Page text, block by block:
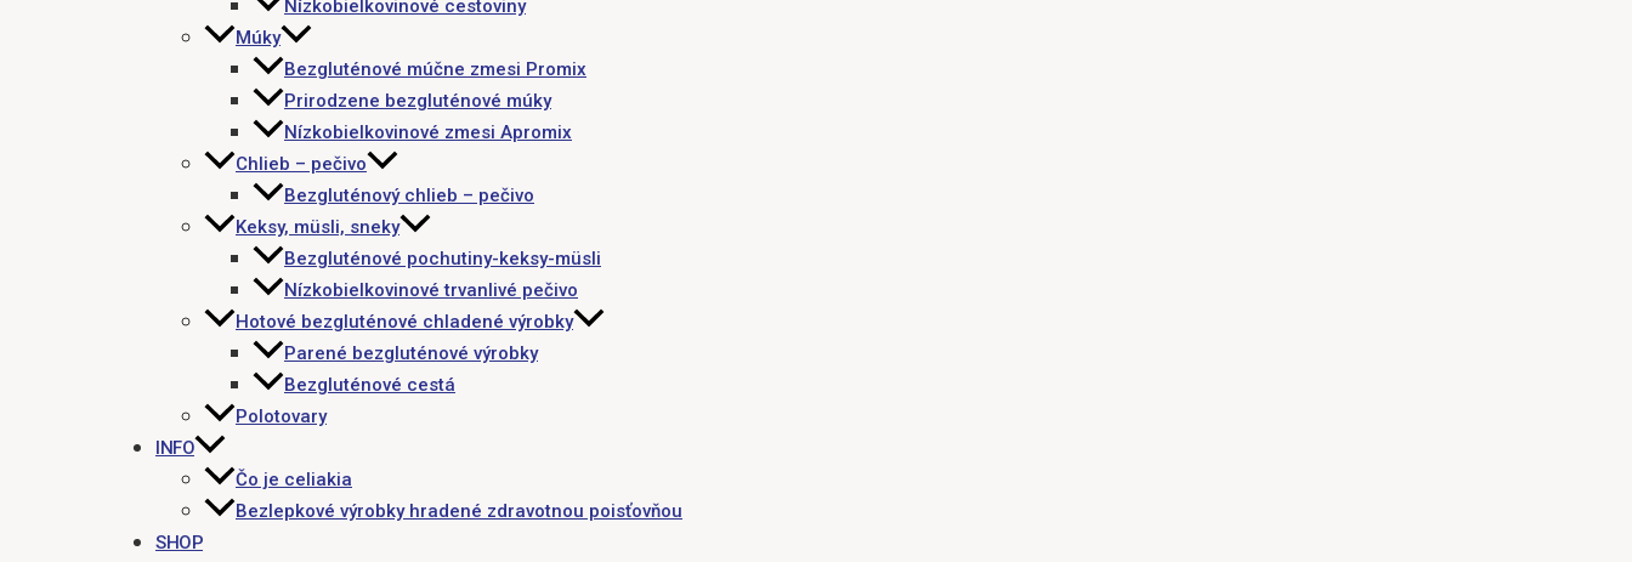
Nízkobielkovinové cestoviny
Múky
Bezgluténové múčne zmesi Promix
Prirodzene bezgluténové múky
Nízkobielkovinové zmesi Apromix
Chlieb – pečivo
Bezgluténový chlieb – pečivo
Keksy, müsli, sneky
Bezgluténové pochutiny-keksy-müsli
Nízkobielkovinové trvanlivé pečivo
Hotové bezgluténové chladené výrobky
Parené bezgluténové výrobky
Bezgluténové cestá
Polotovary
INFO
Čo je celiakia
Bezlepkové výrobky hradené zdravotnou poisťovňou
SHOP